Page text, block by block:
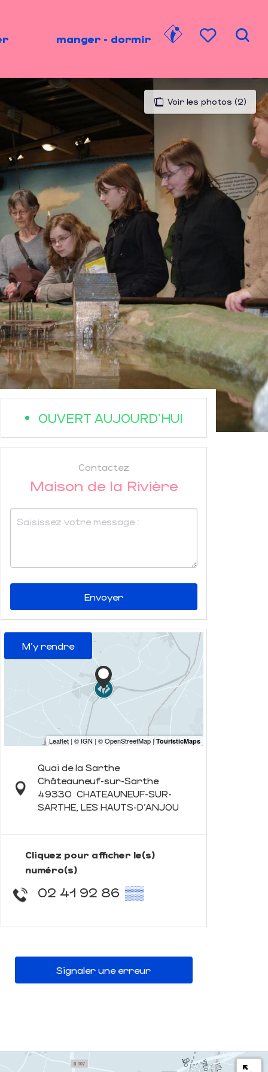
manger - dormir
Voir les photos (2)
OUVERT AUJOURD'HUI
Contactez
Maison de la Rivière
Envoyer
M'y rendre
Quai de la Sarthe
Châteauneuf-sur-Sarthe
49330 CHATEAUNEUF-SUR-
SARTHE, LES HAUTS-D'ANJOU
Cliquez pour afficher le(s)
numéro(s)
02 41 92 86 ▒▒
Signaler une erreur